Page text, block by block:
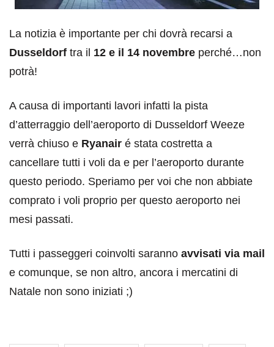
La notizia è importante per chi dovrà recarsi a
Dusseldorf tra il 12 e il 14 novembre perché…non
potrà!
A causa di importanti lavori infatti la pista
d’atterraggio dell’aeroporto di Dusseldorf Weeze
verrà chiuso e Ryanair é stata costretta a
cancellare tutti i voli da e per l’aeroporto durante
questo periodo. Speriamo per voi che non abbiate
comprato i voli proprio per questo aeroporto nei
mesi passati.
Tutti i passeggeri coinvolti saranno avvisati via mail
e comunque, se non altro, ancora i mercatini di
Natale non sono iniziati ;)